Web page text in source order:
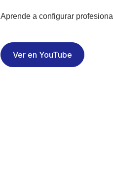
Aprende a configurar
Ver en YouTube